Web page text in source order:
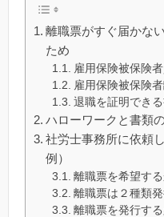
離職票がすぐ届かな
ため
雇用保険被保険
雇用保険被保険
退職を証明でき
ハローワークと書類
社労士事務所に依頼
例）
離職票を希望す
離職票は２種類
離職票を発行す